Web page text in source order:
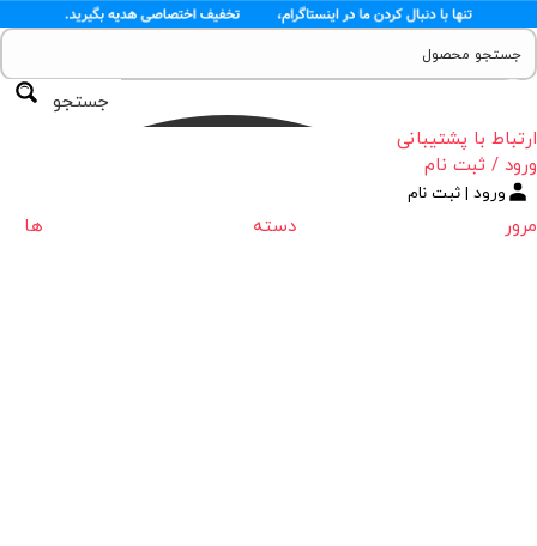
جستجو
ارتباط با پشتیبانی
ورود / ثبت نام
ورود | ثبت نام
مرور دسته ها